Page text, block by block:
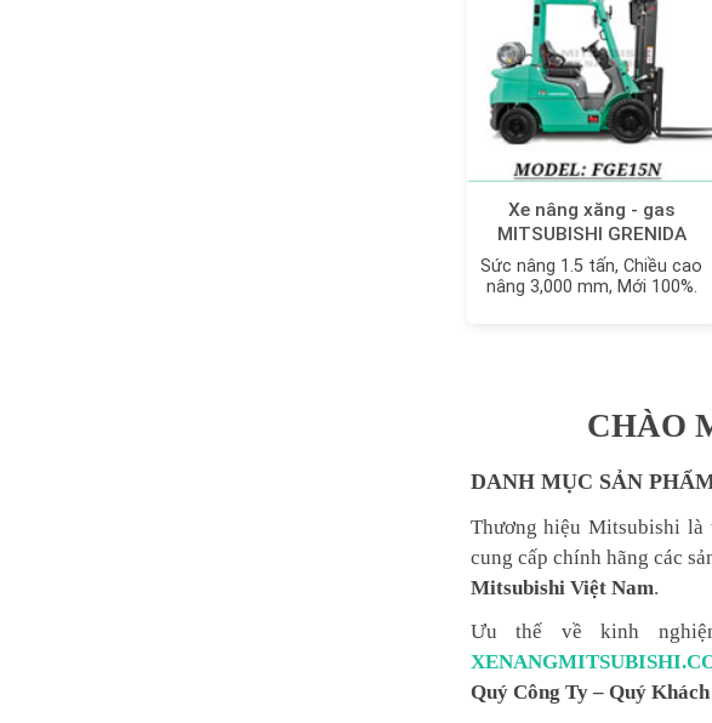
Xe nâng xăng - gas
MITSUBISHI GRENIDA
FGE15N MỚI 100%
Sức nâng 1.5 tấn, Chiều cao
nâng 3,000 mm, Mới 100%.
CHÀO
DANH MỤC SẢN
Thương hiệu Mitsubishi
cung cấp chính hãng các
Mitsubishi Việt Nam.
Ưu thế về kinh
Quý Công Ty – Quý